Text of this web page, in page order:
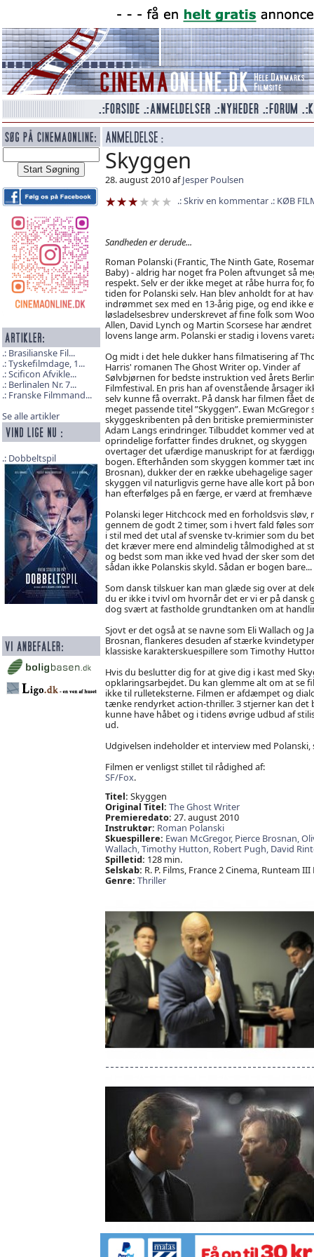
Brasilianske Fil...
Tyskefilmdage, 1...
Scificon Afvikle...
Berlinalen Nr. 7...
Franske Filmmand...
Se alle artikler
Dobbeltspil
Skyggen
28. august 2010 afJesper Poulsen
Skriv en kommentar
KØB
Sandheden er derude...
Roman Polanski (Frantic, The Ninth Gate,
Baby) - aldrig har noget fra Polen aftvunget så
respekt. Selv er der ikke meget at råbe hurra for,
tiden for Polanski selv. Han blev anholdt for at
indrømmet sex med en 13-årig pige, og end ikke
løsladelsesbrev underskrevet af fine folk som
Allen, David Lynch og Martin Scorsese har ændret
lovens lange arm. Polanski er stadig i lovens
Og midt i det hele dukker hans filmatisering af
Harris' romanen The Ghost Writer op. Vinder af
Sølvbjørnen for bedste instruktion ved årets
Filmfestival. En pris han af ovenstående årsager
selv kunne få overrakt. På dansk har filmen fået
meget passende titel ”Skyggen”. Ewan McGregor
skyggeskribenten på den britiske premierminister
Adam Langs erindringer. Tilbuddet kommer ved
oprindelige forfatter findes druknet, og skyggen
overtager det ufærdige manuskript for at
bogen. Efterhånden som skyggen kommer tæt
Brosnan), dukker der en række ubehagelige
skyggen vil naturligvis gerne have alle kort på
han efterfølges på en færge, er værd at
Polanski leger Hitchcock med en forholdsvis
gennem de godt 2 timer, som i hvert fald føles
i stil med det utal af svenske tv-krimier som du
det kræver mere end almindelig tålmodighed at
og bedst som man ikke ved hvad der sker som
sådan ikke Polanskis skyld. Sådan er bogen bare...
Som dansk tilskuer kan man glæde sig over at
du er ikke i tvivl om hvornår det er vi er på
dog svært at fastholde grundtanken om at
Sjovt er det også at se navne som Eli Wallach og
Brosnan, flankeres desuden af stærke
klassiske karakterskuespillere som Timothy
Hvis du beslutter dig for at give dig i kast med
opklaringsarbejdet. Du kan glemme alt om at se
ikke til rulleteksterne. Filmen er afdæmpet og
tænke rendyrket action-thriller. 3 stjerner kan det
kunne have håbet og i tidens øvrige udbud af
ud.
Udgivelsen indeholder et interview med
Filmen er venligst stillet til rådighed af:
SF/Fox.
Titel: Skyggen
Original Titel: The Ghost Writer
Premieredato: 27. august 2010
Instruktør: Roman Polanski
Skuespillere: Ewan McGregor, Pierce Brosnan,
Wallach,Timothy Hutton, Robert Pugh, David
Spilletid: 128 min.
Selskab: R. P. Films, France 2 Cinema, Runteam
Genre: Thriller